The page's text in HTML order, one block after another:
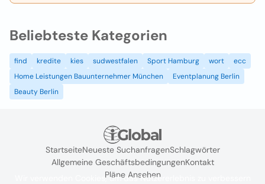
Beliebteste Kategorien
find kredite kies sudwestfalen Sport Hamburg wort
ecc
Home Leistungen Bauunternehmer München
Eventplanung Berlin
Beauty Berlin
StartseiteNeueste SuchanfragenSchlagwörter
Allgemeine GeschäftsbedingungenKontakt
Pläne Ansehen
Wir verwenden Cookies, um das Nutzererlebnis zu verbessern